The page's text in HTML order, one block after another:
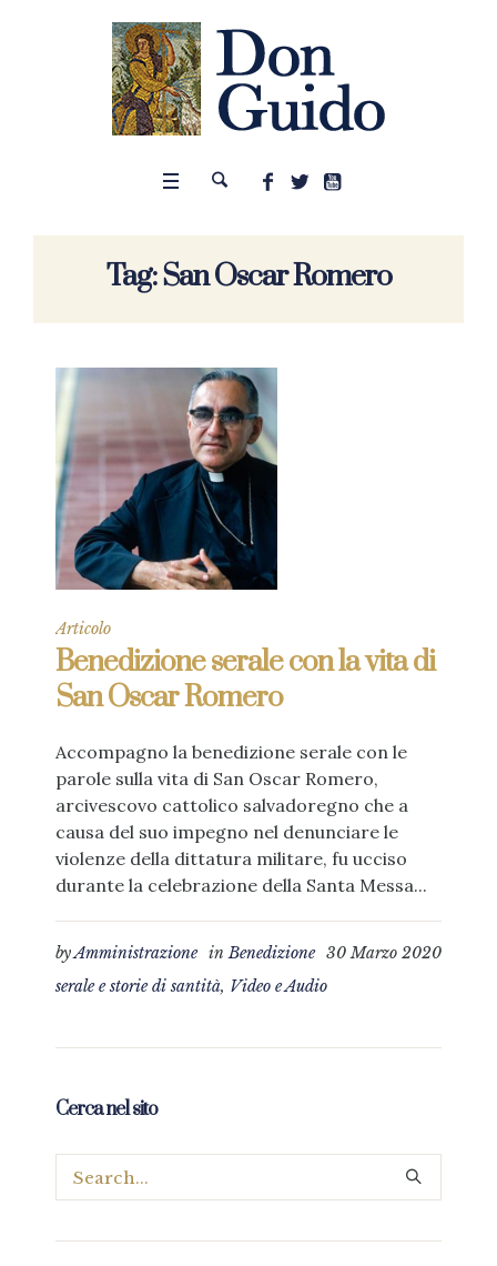
Tag:San Oscar Romero
Articolo
Benedizione serale con la vita di
San Oscar Romero
Accompagno la benedizione serale con le
parole sulla vita di San Oscar Romero,
arcivescovo cattolico salvadoregno che a
causa del suo impegno nel denunciare le
violenze della dittatura militare, fu ucciso
durante la celebrazione della Santa Messa...
30 Marzo 2020
byAmministrazione inBenedizione
serale e storie di santità, Video e Audio
Cerca nel sito